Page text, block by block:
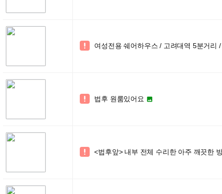
 여성전용 쉐어하우스 / 고려대역 5분거리
 법후 원룸있어요 
 <법후앞> 내부 전체 수리한 아주 깨끗한